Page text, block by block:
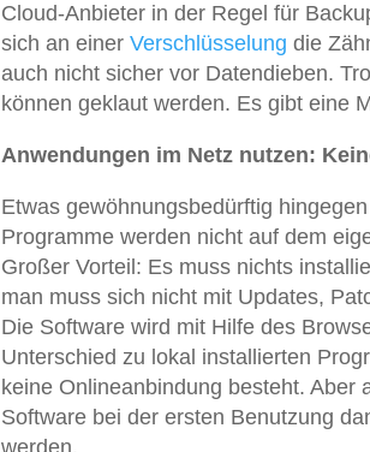
Cloud-Anbieter in der Regel für
sich an einer Verschlüsselung die
auch nicht sicher vor Datendieben.
können geklaut werden. Es gibt eine
Anwendungen im Netz nutzen:
Etwas gewöhnungsbedürftig
Programme werden nicht auf dem
Großer Vorteil: Es muss nichts
man muss sich nicht mit Updates,
Die Software wird mit Hilfe des
Unterschied zu lokal installierten
keine Onlineanbindung besteht. Aber
Software bei der ersten Benutzung